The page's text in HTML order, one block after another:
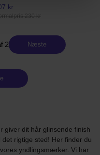
kr
230 kr
2 Næste
giver dit hår glinsende finish
rigtige sted! Her finder du
yndlingsmærker. Vi har